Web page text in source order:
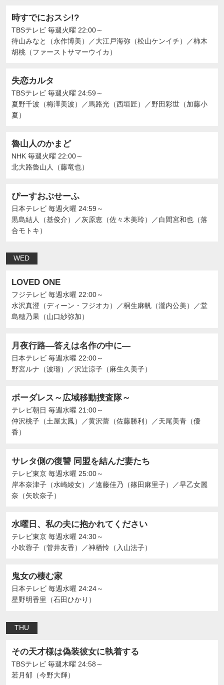
時すでにおスシ!?
TBSテレビ 毎週火曜 22:00～
待山みなと（永作博美）
／大江戸海弥（松山ケンイチ） ／柿木
胡桃（ファーストサマーウイカ）
失恋カルタ
TBSテレビ 毎週火曜 24:59～
夏野千波（梅澤美波）
／馬路光（西垣匠） ／野田彩世（加藤小
夏）
魯山人のかまど
NHK 毎週火曜 22:00～
北大路魯山人（藤竜也）
ぴーすおぶせーふ
日本テレビ 毎週火曜 24:59～
黒島結人（基俊介）
／灰原恵（佐々木美玲） ／白間宮和也（落
合モトキ）
WED
LOVED ONE
フジテレビ 毎週水曜 22:00～
水沢真澄（ディーン・フジオカ）
／桐生麻帆（瀧内公美） ／堂
島穂乃果（山口紗弥加）
月夜行路―答えは名作の中に―
日本テレビ 毎週水曜 22:00～
野宮ルナ（波瑠）
／沢辻涼子（麻生久美子）
ボーダレス～広域移動捜査隊～
テレビ朝日 毎週水曜 21:00～
仲沢桃子（土屋太鳳）
／黄沢蕾（佐藤勝利） ／天尾美青（優
香）
サレタ側の復讐 同盟を結んだ妻たち
テレビ東京 毎週水曜 25:00～
岸本奈津子（水崎綾女）
／遠藤佳乃（篠田麻里子） ／早乙女麗
奈（矢吹奈子）
水曜日、私の夫に抱かれてください
テレビ東京 毎週水曜 24:30～
⼩吹蓉⼦（菅井友香）
／神栖怜（入山法子）
鬼女の棲む家
日本テレビ 毎週水曜 24:24～
星野明香里（石田ひかり）
THU
その天才様は偽装彼女に執着する
TBSテレビ 毎週木曜 24:58～
若月郁（今野大輝）